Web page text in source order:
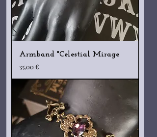
Armband "Celestial Mirage
Preis
35,00 €